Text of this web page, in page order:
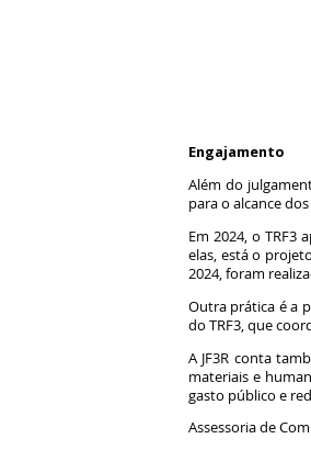
Engajamento
Além do
para o alcance
Em 2024, o
elas, está o
2024, foram
Outra prática é a
do TRF3, que
A JF3R conta
materiais e
gasto público e
Assessoria de